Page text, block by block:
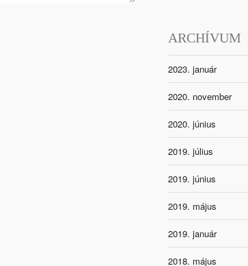
ARCHÍVUM
2023. január
2020. november
2020. június
2019. július
2019. június
2019. május
2019. január
2018. május